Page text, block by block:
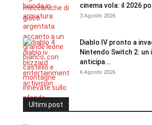
cinema vola: il 2026
3 Agosto 2026
Diablo IV pronto a
Nintendo Switch 2: un
anticipa...
6 Agosto 2026
Ultimi post